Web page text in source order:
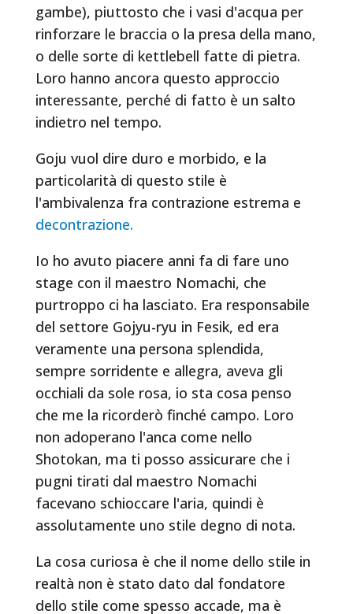
gambe), piuttosto che i vasi d'acqua per
rinforzare le braccia o la presa della mano,
o delle sorte di kettlebell fatte di pietra.
Loro hanno ancora questo approccio
interessante, perché di fatto è un salto
indietro nel tempo.
Goju vuol dire duro e morbido, e la
particolarità di questo stile è
l'ambivalenza fra contrazione estrema e
decontrazione.
Io ho avuto piacere anni fa di fare uno
stage con il maestro Nomachi, che
purtroppo ci ha lasciato. Era responsabile
del settore Gojyu-ryu in Fesik, ed era
veramente una persona splendida,
sempre sorridente e allegra, aveva gli
occhiali da sole rosa, io sta cosa penso
che me la ricorderò finché campo. Loro
non adoperano l'anca come nello
Shotokan, ma ti posso assicurare che i
pugni tirati dal maestro Nomachi
facevano schioccare l'aria, quindi è
assolutamente uno stile degno di nota.
La cosa curiosa è che il nome dello stile in
realtà non è stato dato dal fondatore
dello stile come spesso accade, ma è